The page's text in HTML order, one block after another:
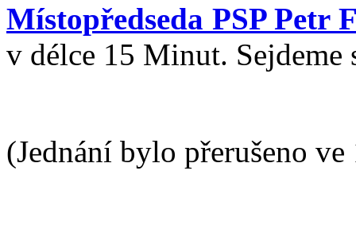
Místopředseda PSP Petr
v délce 15 Minut. Sejdeme
(Jednání bylo přerušeno